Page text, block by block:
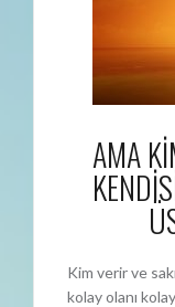
AMA
Kim verir ve
kolay olanı